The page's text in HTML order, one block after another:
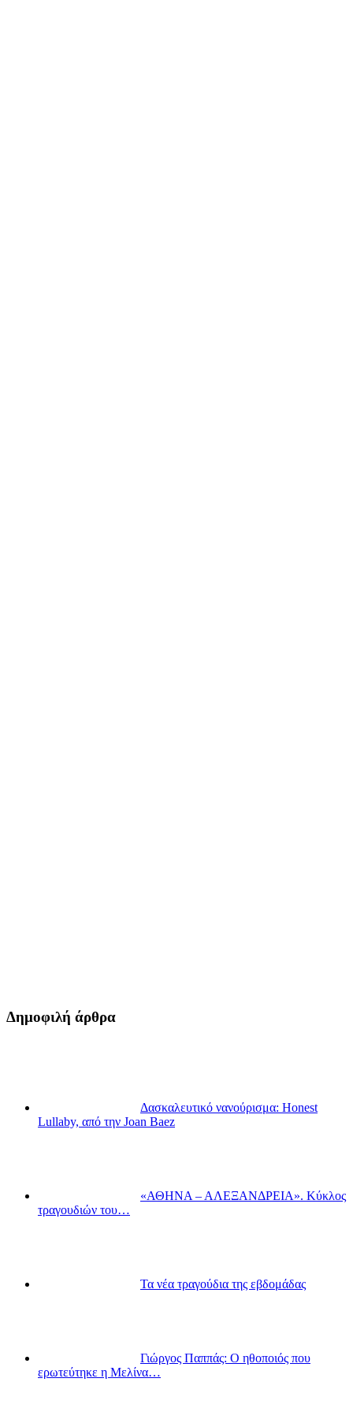
Δημοφιλή άρθρα
Δασκαλευτικό νανούρισμα: Honest
Lullaby, από την Joan Baez
«ΑΘΗΝΑ – ΑΛΕΞΑΝΔΡΕΙΑ». Κύκλος
τραγουδιών του…
Τα νέα τραγούδια της εβδομάδας
Γιώργος Παππάς: Ο ηθοποιός που
ερωτεύτηκε η Μελίνα…